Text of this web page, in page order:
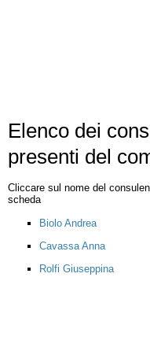
Elenco dei
presenti del
Cliccare sul nome del
scheda
Biolo Andrea
Cavassa Anna
Rolfi Giuseppina